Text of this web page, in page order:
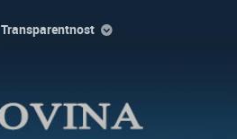
Transparentnost